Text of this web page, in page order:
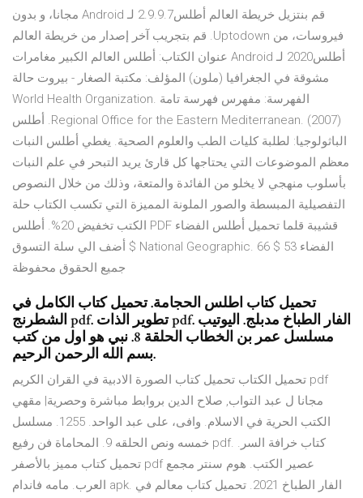
‫قم بنتزيل خريطة العالم أطلس2.9.9.7 لـ Android مجانا، و بدون
فيروسات، من Uptodown. قم بتجريب آخر إصدار من خريطة العالم
أطلس2020 لـ Android عنوان الكتاب: أطلس العالم الكبير مغامرات
مشوقة في الجغرافيا (ملون) المؤلف: مكتبة الصغار - بيروت حالة
الفهرسة: مفهرس فهرسة تامة World Health Organization.
Regional Office for the Eastern Mediterranean. (‎2007)‎. أطلس
الباثولوجيا: لطلبة كليات الطب والعلوم الصحية. يغطي أطلس النبات
معظم الموضوعات التي يحتاجها كل قارئ يريد التبحر في علم النبات
بأسلوب منهجي لا يخلو من الفائدة والمتعة، وذلك من خلال النصوص
التفصيلية المبسطة والصور الملونة المميزة التي تكسب الكتاب حلة
قشيبة قلما تحميل أطلس الفضاء PDF الكتب تخفيض 20%. أطلس
الفضاء National Geographic. 66 $ 53 $ أضف الي سلة التسوق
جميع الحقوق محفوظة
تحميل كتاب اطلس الحجامة. تحميل كتاب الكامل في
الشطرنج pdf. تطوير الذات pdf. الفار الطباخ مدبلج. اليوتيب
مسلسل عمر بن الخطاب الحلقة 8. نبي هو اول من كتب
بسم الله الرحمن الرحيم.
تحميل الكتاب تحميل كتاب الصورة الادبية في القران الكريم pdf
مجانا ل عبد التواب, صلاح الدين بروابط مباشرة وحصرية| مقهي
الكتب الحرية في الاسلام. وافى، على عبد الواحد. 1255. مسلسل
خمسه ونص الحلقه 9. المحاماة فن رفيع pdf. كتاب خرافة السر.
تحميل كتاب مميز بالأصفر pdf عصير الكتب. هوم سنتر مجمع
العرب. مامه فاندام apk. الفار الطباخ 2021. تحميل كتاب معالم في